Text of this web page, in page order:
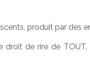
produit par des
droit de rire de